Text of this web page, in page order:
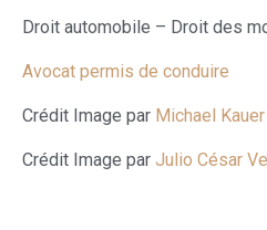
Droit automobile – Droit des
Avocat permis de conduire
Crédit Image par Michael Kauer
Crédit Image par Julio César